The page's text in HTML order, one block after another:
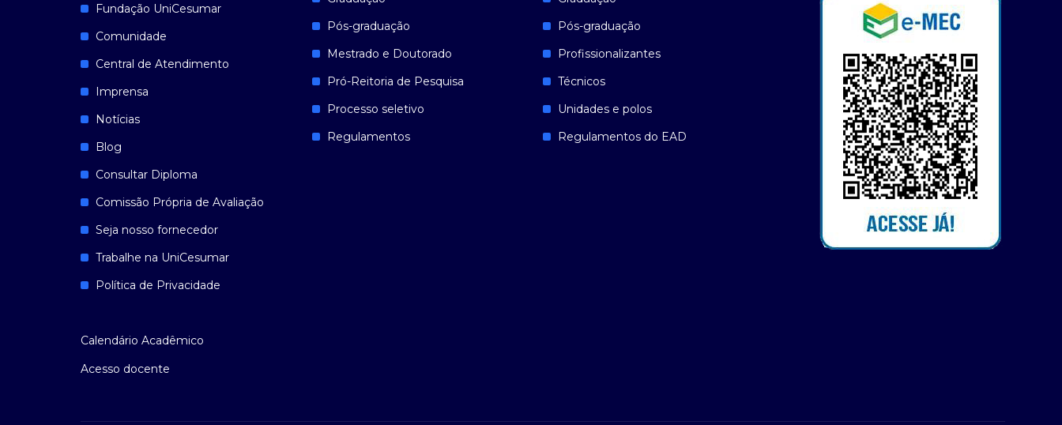
Fundação UniCesumar
Comunidade
Central de Atendimento
Imprensa
Notícias
Blog
Consultar Diploma
Comissão Própria de Avaliação
Seja nosso fornecedor
Trabalhe na UniCesumar
Política de Privacidade
Calendário Acadêmico
Acesso docente
Pós-graduação
Mestrado e Doutorado
Pró-Reitoria de Pesquisa
Processo seletivo
Regulamentos
Pós-graduação
Profissionalizantes
Técnicos
Unidades e polos
Regulamentos do EAD